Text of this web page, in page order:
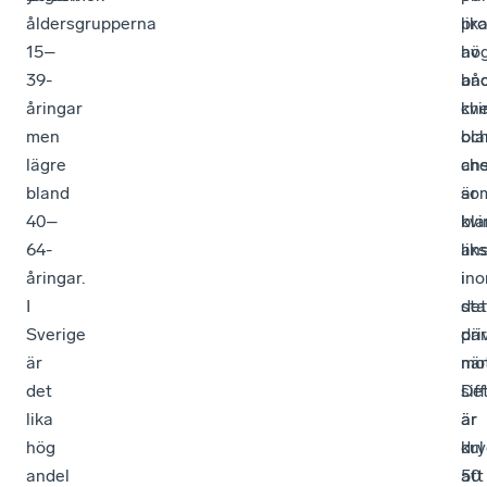
åldersgrupperna
15–
39-
åringar
men
lägre
bland
40–
64-
åringar.
I
Sverige
är
det
lika
hög
andel
av
är
där
är
50
lika
i
det
är
kul
att